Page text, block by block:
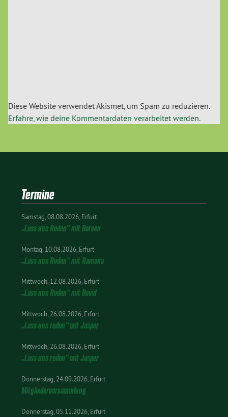
Diese Website verwendet Akismet, um Spam zu reduzieren.
Erfahre, wie deine Kommentardaten verarbeitet werden.
Termine
Samstag 08.08.2026 Erfurt
„Lass uns Reden“ mit Doreen
Montag 10.08.2026 Erfurt
„Lass uns Reden“ mit Ramona
Mittwoch 12.08.2026 Erfurt
„Lass uns Reden“ mit David
Mittwoch 26.08.2026 Erfurt
„Lass uns reden“ mit Jasper
Mittwoch 26.08.2026 Erfurt
„Lass uns reden“ mit Jasper
Donnerstag 24.09.2026 Erfurt
Mitgliederversammlung
Donnerstag 05.11.2026 Erfurt